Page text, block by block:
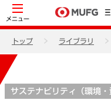
メニュー
トップ ライブラリ
サステナビリティ（環境・